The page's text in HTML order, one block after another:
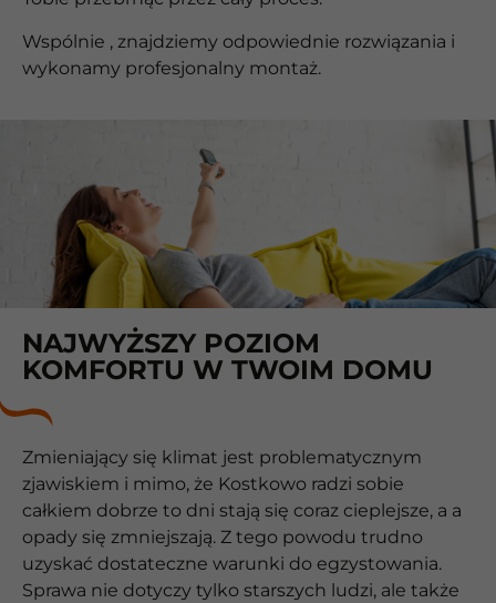
Wspólnie , znajdziemy odpowiednie rozwiązania i
wykonamy profesjonalny montaż.
NAJWYŻSZY POZIOM
KOMFORTU W TWOIM DOMU
Zmieniający się klimat jest problematycznym
zjawiskiem i mimo, że Kostkowo radzi sobie
całkiem dobrze to dni stają się coraz cieplejsze, a a
opady się zmniejszają. Z tego powodu trudno
uzyskać dostateczne warunki do egzystowania.
Sprawa nie dotyczy tylko starszych ludzi, ale także